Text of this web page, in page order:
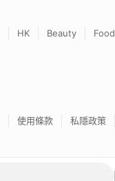
HK Beauty Food
使用條款 私隱政策